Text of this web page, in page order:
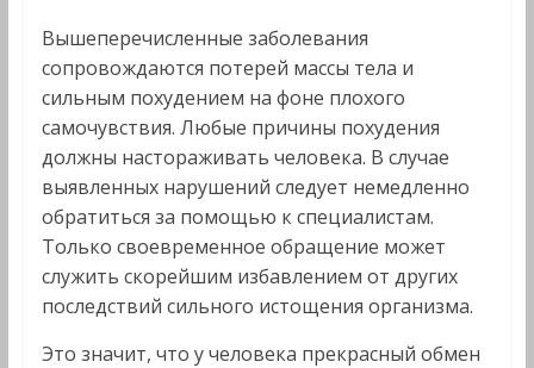
Вышеперечисленные заболевания
сопровождаются потерей массы тела и
сильным похудением на фоне плохого
самочувствия. Любые причины похудения
должны настораживать человека. В случае
выявленных нарушений следует немедленно
обратиться за помощью к специалистам.
Только своевременное обращение может
служить скорейшим избавлением от других
последствий сильного истощения организма.
Это значит, что у человека прекрасный обмен